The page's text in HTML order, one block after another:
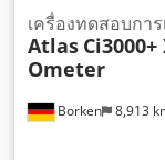
Borken 8,913
เครื่องทดสอบกา
Atlas
Ometer